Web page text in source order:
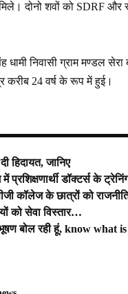
दोनो शवों को SDRF
निवासी ग्राम मण्डल
करीब 24 वर्ष के रूप में हुई।
हिदायत, जानिए
प्रशिक्षणार्थी डॉक्टर्स के
कॉलेज के छात्रों को राजनीति
को सेवा विस्तार…
बोल रही हूं, know what